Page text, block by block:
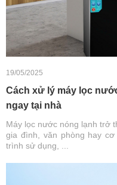
19/05/2025
Cách xử lý máy lọc
ngay tại nhà
Máy lọc nước nóng lạnh trở
gia đình, văn phòng hay
trình sử dụng, ...